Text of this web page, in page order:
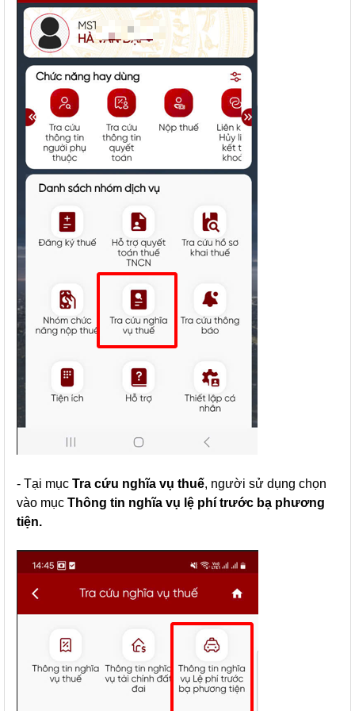
- Tại mục Tra cứu nghĩa vụ thuế, người sử dụng chọn
vào mục Thông tin nghĩa vụ lệ phí trước bạ phương
tiện.